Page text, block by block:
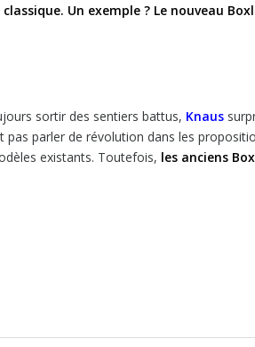
Un exemple ? Le nouveau
sortir des sentiers battus, Knaus
parler de révolution dans les
existants. Toutefois, les anciens